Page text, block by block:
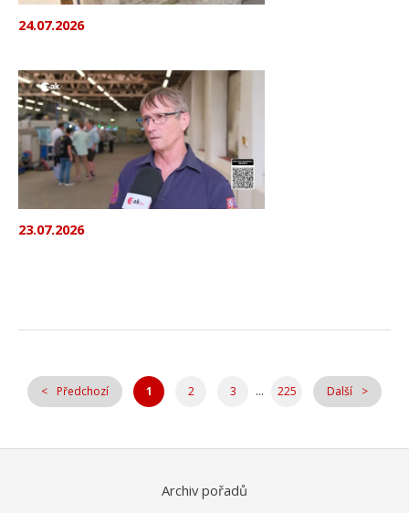
24.07.2026
23.07.2026
Předchozí 1 2 3 ... 225 Další
Archiv pořadů